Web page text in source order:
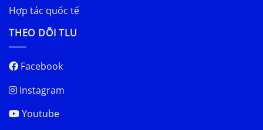
Hợp tác quốc tế
THEO DÕI TLU
Facebook
Instagram
Youtube